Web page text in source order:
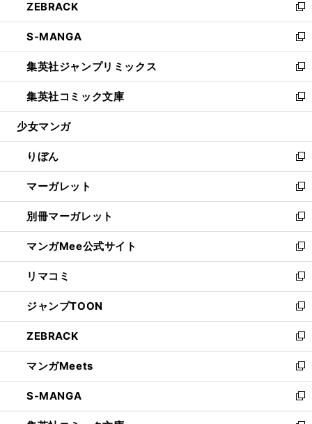
く
で
開
く
ド
ウ
で
開
く
ィ
ン
ド
ウ
で
開
く
い
ウ
ィ
ン
ド
ウ
で
開
ZEBRACK
新
し
い
ウ
ィ
ン
ド
ウ
開
く
S-MANGA
新
し
い
ウ
ィ
ン
ウ
で
開
く
集英社ジャンプリミックス
新
し
い
ウ
ン
ド
ウ
で
開
く
集英社コミック文庫
新
し
ウ
ィ
ン
ド
ウ
で
開
く
少女マンガ
りぼん
新
し
い
ウ
ィ
ン
ド
ウ
で
開
く
マーガレット
新
し
い
ウ
ィ
ン
ド
ウ
で
開
く
別冊マーガレット
新
し
い
ウ
ィ
ン
ド
ウ
で
開
く
マンガMee公式サイト
新
し
い
ウ
ィ
ン
ド
ウ
で
開
く
リマコミ
新
し
い
ウ
ィ
ン
ド
ウ
で
開
ジャンプTOON
新
し
い
ウ
ィ
ン
ド
ウ
ZEBRACK
新
し
い
ウ
ィ
ン
マンガMeets
新
し
い
ウ
S-MANGA
新
し